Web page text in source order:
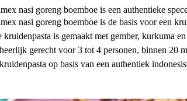
nasi goreng boemboe is een authentieke
nasi goreng boemboe is de basis voor een
kruidenpasta is gemaakt met gember, kurkuma
gerecht voor 3 tot 4 personen, binnen 20
op basis van een authentiek